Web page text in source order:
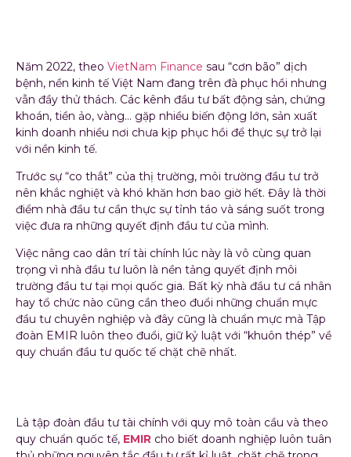
Năm 2022, theo VietNam Finance sau “cơn bão” dịch
bệnh, nền kinh tế Việt Nam đang trên đà phục hồi nhưng
vẫn đầy thử thách. Các kênh đầu tư bất động sản, chứng
khoán, tiền ảo, vàng… gặp nhiều biến động lớn, sản xuất
kinh doanh nhiều nơi chưa kịp phục hồi để thực sự trở lại
với nền kinh tế.
Trước sự “co thắt” của thị trường, môi trường đầu tư trở
nên khắc nghiệt và khó khăn hơn bao giờ hết. Đây là thời
điểm nhà đầu tư cần thực sự tỉnh táo và sáng suốt trong
việc đưa ra những quyết định đầu tư của mình.
Việc nâng cao dân trí tài chính lúc này là vô cùng quan
trọng vì nhà đầu tư luôn là nền tảng quyết định môi
trường đầu tư tại mọi quốc gia. Bất kỳ nhà đầu tư cá nhân
hay tổ chức nào cũng cần theo đuổi những chuẩn mực
đầu tư chuyên nghiệp và đây cũng là chuẩn mực mà Tập
đoàn EMIR luôn theo đuổi, giữ kỷ luật với “khuôn thép” về
quy chuẩn đầu tư quốc tế chặt chẽ nhất.
Là tập đoàn đầu tư tài chính với quy mô toàn cầu và theo
quy chuẩn quốc tế, EMIR cho biết doanh nghiệp luôn tuân